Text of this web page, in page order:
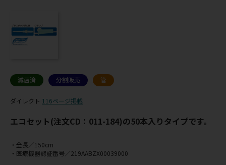
滅菌済 分割販売 管
ダイレクト 116ページ掲載
エコセット(注文CD：011-184)の50本入りタイプです。
・全長／150cm
・医療機器認証番号／219AABZX00039000